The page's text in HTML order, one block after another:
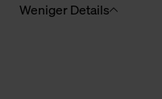
Weniger Details